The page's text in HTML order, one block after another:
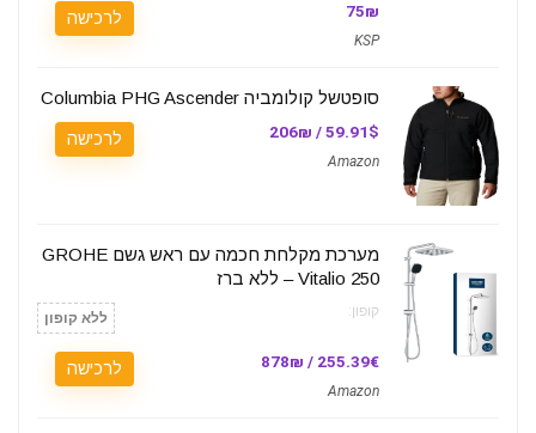
75₪
KSP
לרכישה
סופטשל קולומביה Columbia PHG Ascender
59.91$ / 206₪
Amazon
לרכישה
מערכת מקלחת חכמה עם ראש גשם GROHE
Vitalio 250 – ללא ברז
קופון: ללא קופון
255.39€ / 878₪
Amazon
לרכישה